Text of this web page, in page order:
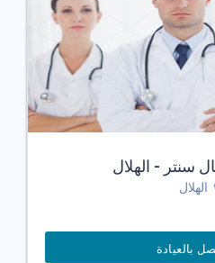
سنتر - الهلال
الهلال
بالعيادة